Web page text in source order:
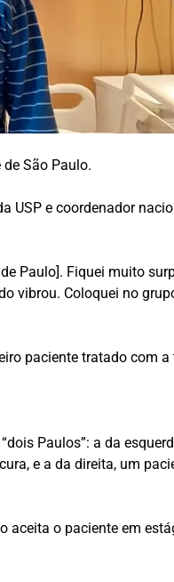
São Paulo.
e coordenador
Paulo]. Fiquei muito
vibrou. Coloquei no
paciente tratado com
Paulos”: a da
e a da direita, um
aceita o paciente em